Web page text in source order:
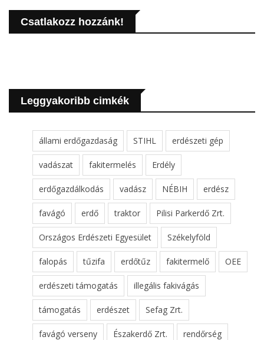
Csatlakozz hozzánk!
Leggyakoribb cimkék
állami erdőgazdaság STIHL erdészeti gép
vadászat fakitermelés Erdély
erdőgazdálkodás vadász NÉBIH erdész
favágó erdő traktor Pilisi Parkerdő Zrt.
Országos Erdészeti Egyesület Székelyföld
falopás tűzifa erdőtűz fakitermelő OEE
erdészeti támogatás illegális fakivágás
támogatás erdészet Sefag Zrt.
favágó verseny Északerdő Zrt. rendőrség